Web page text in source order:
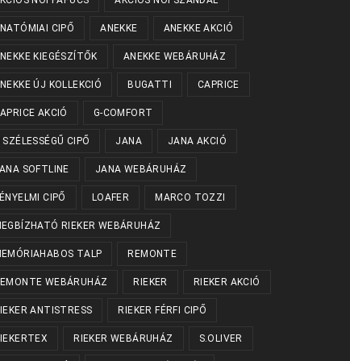
CIPŐ ANEKKE ANEKKE AKCIÓ
KIEGÉSZÍTŐK ANEKKE WEBÁRUHÁZ
ÚJ KOLLEKCIÓ BUGATTI CAPRICE
AKCIÓ G-COMFORT
SZÉLESSÉGŰ CIPŐ JANA JANA AKCIÓ
SOFTLINE JANA WEBÁRUHÁZ
CIPŐ LOAFER MARCO TOZZI
RIEKER WEBÁRUHÁZ
TALP REMONTE
WEBÁRUHÁZ RIEKER RIEKER AKCIÓ
ANTISTRESS RIEKER FÉRFI CIPŐ
RIEKER WEBÁRUHÁZ S.OLIVER